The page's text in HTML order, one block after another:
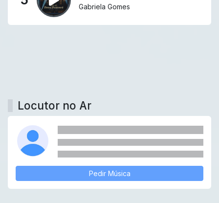
Gabriela Gomes
Locutor no Ar
Pedir Música